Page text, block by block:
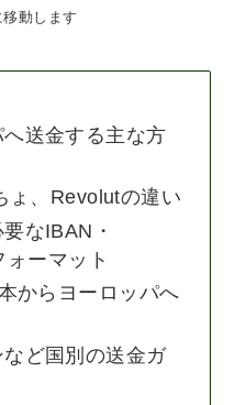
動します
送金する主な方
ょ、Revolutの違い
なIBAN・
ーマット
からヨーロッパへ
ど国別の送金ガ